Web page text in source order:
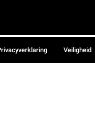
Veiligheid